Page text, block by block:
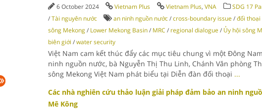
6 October 2024 Vietnam Plus Vietnam Plus, VNA
SDG 17
/Tài nguyên nước an ninh nguồn nước/cross-boundary issue/đối thoại
sông Mekong/ Lower Mekong Basin/ MRC / regional dialogue/ Ủy hội sông
biên giới /water security
Việt Nam cam kết thúc đẩy các mục tiêu chung vì một Đông
ninh nguồn nước, bà Nguyễn Thị Thu Linh, Chánh Văn phòng
sông Mekong Việt Nam phát biểu tại Diễn đàn đối thoại ...
Các nhà nghiên cứu thảo luận giải pháp đảm bảo an ninh
Mê Kông